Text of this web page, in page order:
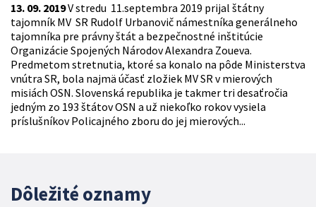
13. 09. 2019V stredu 11.septembra 2019 prijal štátny
tajomník MV SR Rudolf Urbanovič námestníka generálneho
tajomníka pre právny štát a bezpečnostné inštitúcie
Organizácie Spojených Národov Alexandra Zoueva.
Predmetom stretnutia, ktoré sa konalo na pôde Ministerstva
vnútra SR, bola najmä účasť zložiek MV SR v mierových
misiách OSN. Slovenská republika je takmer tri desaťročia
jedným zo 193 štátov OSN a už niekoľko rokov vysiela
príslušníkov Policajného zboru do jej mierových...
Dôležité oznamy